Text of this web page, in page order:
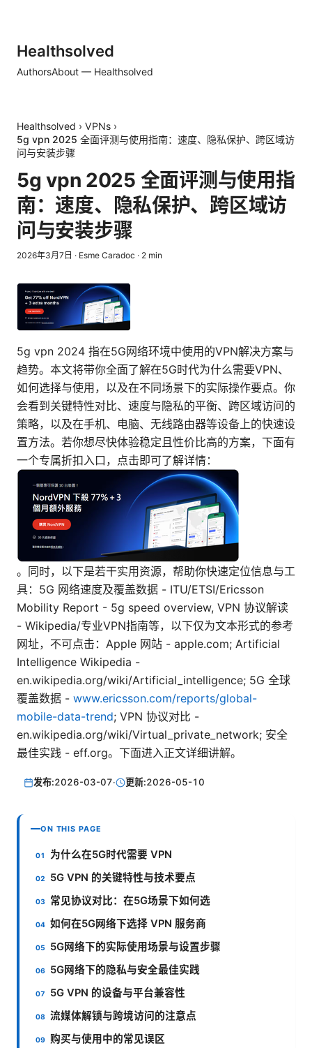
Healthsolved
AuthorsAbout — Healthsolved
Healthsolved › VPNs ›
5g vpn 2025 全面评测与使用指南：速度、隐私保护、跨区域访
问与安装步骤
5g vpn 2025 全面评测与使用指
南：速度、隐私保护、跨区域访
问与安装步骤
2026年3月7日 · Esme Caradoc · 2 min
5g vpn 2024 指在5G网络环境中使用的VPN解决方案与
趋势。本文将带你全面了解在5G时代为什么需要VPN、
如何选择与使用，以及在不同场景下的实际操作要点。你
会看到关键特性对比、速度与隐私的平衡、跨区域访问的
策略，以及在手机、电脑、无线路由器等设备上的快速设
置方法。若你想尽快体验稳定且性价比高的方案，下面有
一个专属折扣入口，点击即可了解详情：
。同时，以下是若干实用资源，帮助你快速定位信息与工
具：5G 网络速度及覆盖数据 - ITU/ETSI/Ericsson
Mobility Report - 5g speed overview, VPN 协议解读
- Wikipedia/专业VPN指南等，以下仅为文本形式的参考
网址，不可点击：Apple 网站 - apple.com; Artificial
Intelligence Wikipedia -
en.wikipedia.org/wiki/Artificial_intelligence; 5G 全球
覆盖数据 - www.ericsson.com/reports/global-
mobile-data-trend; VPN 协议对比 -
en.wikipedia.org/wiki/Virtual_private_network; 安全
最佳实践 - eff.org。下面进入正文详细讲解。
发布:2026-03-07· 更新:2026-05-10
ON THIS PAGE
为什么在5G时代需要 VPN
5G VPN 的关键特性与技术要点
常见协议对比：在5G场景下如何选
如何在5G网络下选择 VPN 服务商
5G网络下的实际使用场景与设置步骤
5G网络下的隐私与安全最佳实践
5G VPN 的设备与平台兼容性
流媒体解锁与跨境访问的注意点
购买与使用中的常见误区